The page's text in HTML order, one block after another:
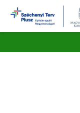
Ugrás